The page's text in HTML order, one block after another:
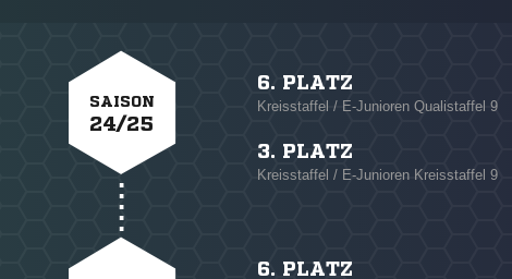
SAISON
24/25
6. PLATZ
Kreisstaffel / E-Junioren Qualistaffel 9
3. PLATZ
Kreisstaffel / E-Junioren Kreisstaffel 9
6. PLATZ